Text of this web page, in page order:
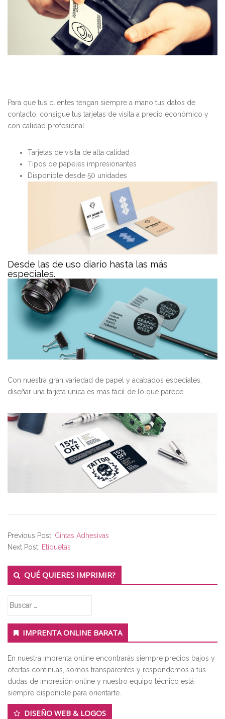
Para que tus clientes tengan siempre a mano tus datos de
contacto, consigue tus tarjetas de visita a precio económico y
con calidad profesional.
Tarjetas de visita de alta calidad
Tipos de papeles impresionantes
Disponible desde 50 unidades
Desde las de uso diario hasta las más
especiales.
Con nuestra gran variedad de papel y acabados especiales,
diseñar una tarjeta única es más fácil de lo que parece.
Previous Post: Cintas Adhesivas
Next Post: Etiquetas
Secondary
Sidebar
QUÉ QUIERES IMPRIMIR?
Buscar:
IMPRENTA ONLINE BARATA
En nuestra imprenta online encontrarás siempre precios bajos y
ofertas continuas, somos transparentes y respondemos a tus
dudas de impresión online y nuestro equipo técnico está
siempre disponible para orientarte.
DISEÑO WEB & LOGOS